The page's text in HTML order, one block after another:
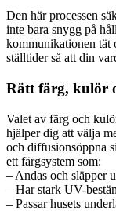
Den här processen
inte bara snygg på
kommunikationen tät
ställtider så att din
Rätt färg, kulör
Valet av färg och
hjälper dig att välja
och diffusionsöppna
ett färgsystem som:
– Andas och släpper
– Har stark UV-
– Passar husets